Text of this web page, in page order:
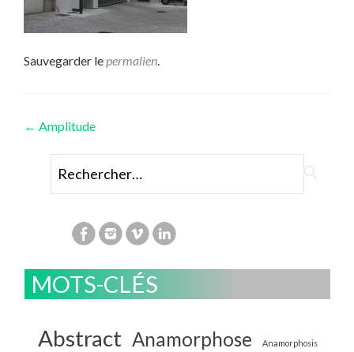
Sauvegarder lepermalien.
Navigation
des
articles
← Amplitude
MOTS-CLÉS
Abstract Anamorphose Anamorphosis